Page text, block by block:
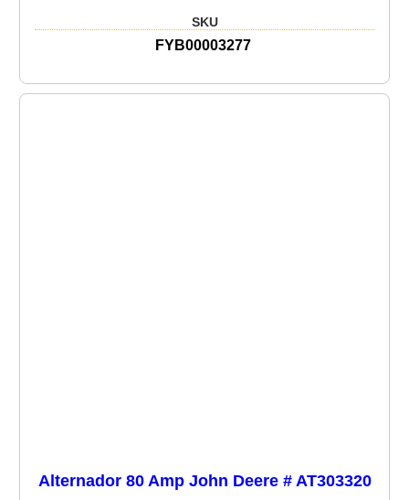
SKU
FYB00003277
Alternador 80 Amp John Deere # AT303320